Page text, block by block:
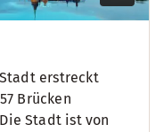
erstreckt
Brücken
Stadt ist von